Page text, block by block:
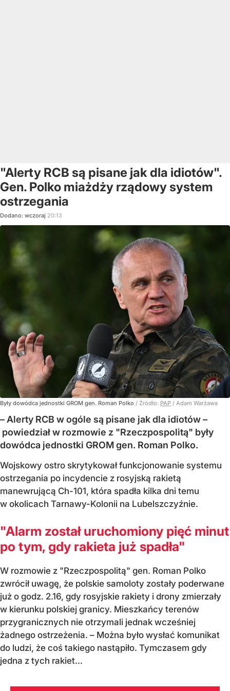
"Alerty RCB są pisane jak dla idiotów".
Gen. Polko miażdży rządowy system
ostrzegania
Dodano: wczoraj 20:13
Były dowódca jednostki GROM gen. Roman Polko / Źródło: PAP / Adam Warżawa
– Alerty RCB w ogóle są pisane jak dla idiotów –
powiedział w rozmowie z "Rzeczpospolitą" były
dowódca jednostki GROM gen. Roman Polko.
Wojskowy ostro skrytykował funkcjonowanie systemu
ostrzegania po incydencie z rosyjską rakietą
manewrującą Ch-101, która spadła kilka dni temu
w okolicach Tarnawy-Kolonii na Lubelszczyźnie.
"Alarm został uruchomiony pięć minut
po tym, gdy rakieta już spadła"
W rozmowie z "Rzeczpospolitą" gen. Roman Polko
zwrócił uwagę, że polskie samoloty zostały poderwane
już o godz. 2.16, gdy rosyjskie rakiety i drony zmierzały
w kierunku polskiej granicy. Mieszkańcy terenów
przygranicznych nie otrzymali jednak wcześniej
żadnego ostrzeżenia. – Można było wysłać komunikat
do ludzi, że coś takiego nastąpiło. Tymczasem gdy
jedna z tych rakiet...